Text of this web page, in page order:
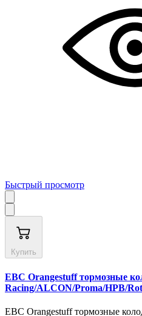
Быстрый просмотр
Купить
EBC Orangestuff тормозные
Racing/ALCON/Proma/HPB/
EBC Orangestuff тормозные